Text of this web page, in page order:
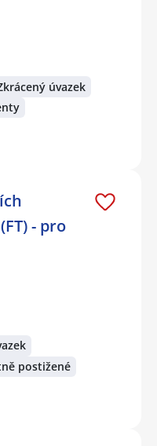
úvazek
- pro
postižené